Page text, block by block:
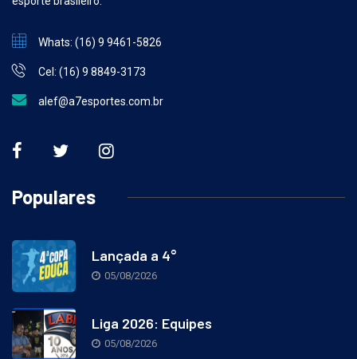
esporte brasileiro.
Whats: (16) 9 9461-5826
Cel: (16) 9 8849-3173
alef@a7esportes.com.br
Populares
Lançada a 4°
05/08/2026
Liga 2026: Equipes
05/08/2026